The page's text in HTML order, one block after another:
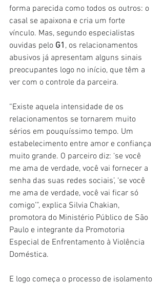
forma parecida como todos os outros: o
casal se apaixona e cria um forte
vínculo. Mas, segundo especialistas
ouvidas pelo G1 , os relacionamentos
abusivos já apresentam alguns sinais
preocupantes logo no início, que têm a
ver com o controle da parceira.
“Existe aquela intensidade de os
relacionamentos se tornarem muito
sérios em pouquíssimo tempo. Um
estabelecimento entre amor e confiança
muito grande. O parceiro diz: ‘se você
me ama de verdade, você vai fornecer a
senha das suas redes sociais’, ‘se você
me ama de verdade, você vai ficar só
comigo’”, explica Silvia Chakian,
promotora do Ministério Público de São
Paulo e integrante da Promotoria
Especial de Enfrentamento à Violência
Doméstica.
E logo começa o processo de isolamento